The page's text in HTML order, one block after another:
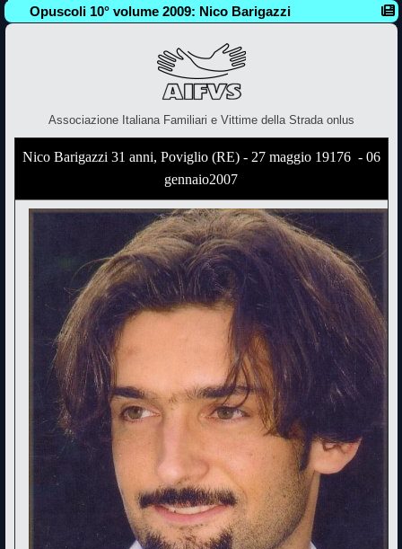
Opuscoli 10° volume 2009: Nico Barigazzi
Associazione Italiana Familiari e Vittime della Strada onlus
Nico Barigazzi 31 anni, Poviglio (RE) - 27 maggio 19176 - 06
gennaio2007